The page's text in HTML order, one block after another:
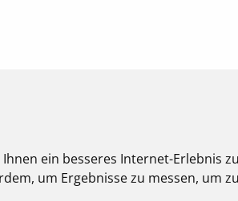
ein besseres Internet-Erlebnis
um Ergebnisse zu messen, um
und dürfen nicht weiterverwendet